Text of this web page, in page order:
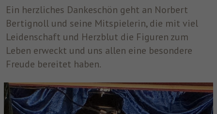
Ein herzliches Dankeschön geht an Norbert
Bertignoll und seine Mitspielerin, die mit viel
Leidenschaft und Herzblut die Figuren zum
Leben erweckt und uns allen eine besondere
Freude bereitet haben.